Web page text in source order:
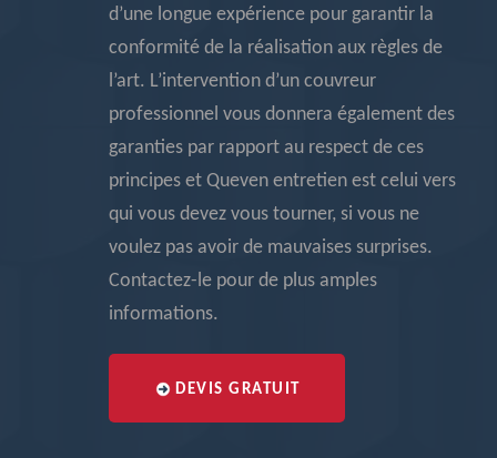
d’une longue expérience pour garantir la
conformité de la réalisation aux règles de
l’art. L’intervention d’un couvreur
professionnel vous donnera également des
garanties par rapport au respect de ces
principes et Queven entretien est celui vers
qui vous devez vous tourner, si vous ne
voulez pas avoir de mauvaises surprises.
Contactez-le pour de plus amples
informations.
DEVIS GRATUIT